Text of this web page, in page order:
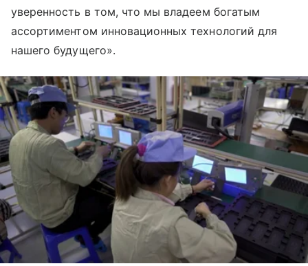
уверенность в том, что мы владеем богатым
ассортиментом инновационных технологий для
нашего будущего».